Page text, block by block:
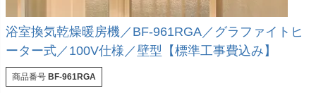
浴室換気乾燥暖房機／BF-961RGA／グラファイトヒ
ーター式／100V仕様／壁型【標準工事費込み】
商品番号 BF-961RGA